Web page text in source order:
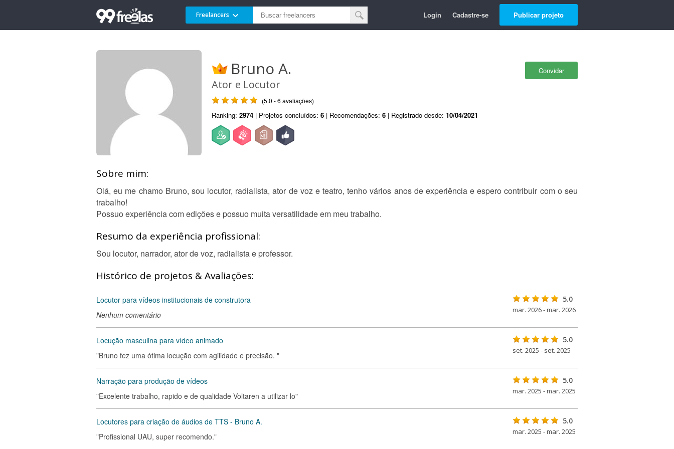
Freelancers Login Cadastre-se Publicar projeto
Convidar
Bruno A.
Ator e Locutor
(5.0 - 6 avaliações)
Ranking: 2974 | Projetos concluídos: 6 | Recomendações: 6 | Registrado desde: 10/04/2021
Sobre mim:
Olá, eu me chamo Bruno, sou locutor, radialista, ator de voz e teatro, tenho vários anos de experiência e espero contribuir com o seu
trabalho!
Possuo experiência com edições e possuo muita versatilidade em meu trabalho.
Resumo da experiência profissional:
Sou locutor, narrador, ator de voz, radialista e professor.
Histórico de projetos & Avaliações:
Locutor para vídeos institucionais de construtora
Nenhum comentário
5.0
mar. 2026 - mar. 2026
Locução masculina para vídeo animado
"Bruno fez uma ótima locução com agilidade e precisão. "
5.0
set. 2025 - set. 2025
Narração para produção de vídeos
"Excelente trabalho, rapido e de qualidade Voltaren a utilizar lo"
5.0
mar. 2025 - mar. 2025
Locutores para criação de áudios de TTS - Bruno A.
"Profissional UAU, super recomendo."
5.0
mar. 2025 - mar. 2025